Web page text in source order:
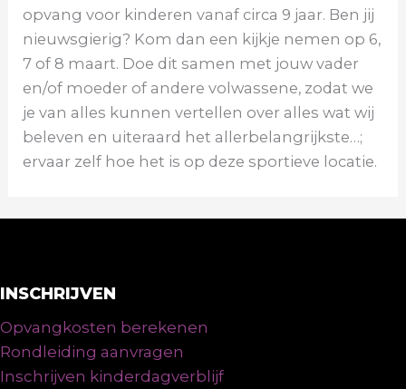
opvang voor kinderen vanaf circa 9 jaar. Ben jij
nieuwsgierig? Kom dan een kijkje nemen op 6,
7 of 8 maart. Doe dit samen met jouw vader
en/of moeder of andere volwassene, zodat we
je van alles kunnen vertellen over alles wat wij
beleven en uiteraard het allerbelangrijkste…;
ervaar zelf hoe het is op deze sportieve locatie.
INSCHRIJVEN
Opvangkosten berekenen
Rondleiding aanvragen
Inschrijven kinderdagverblijf